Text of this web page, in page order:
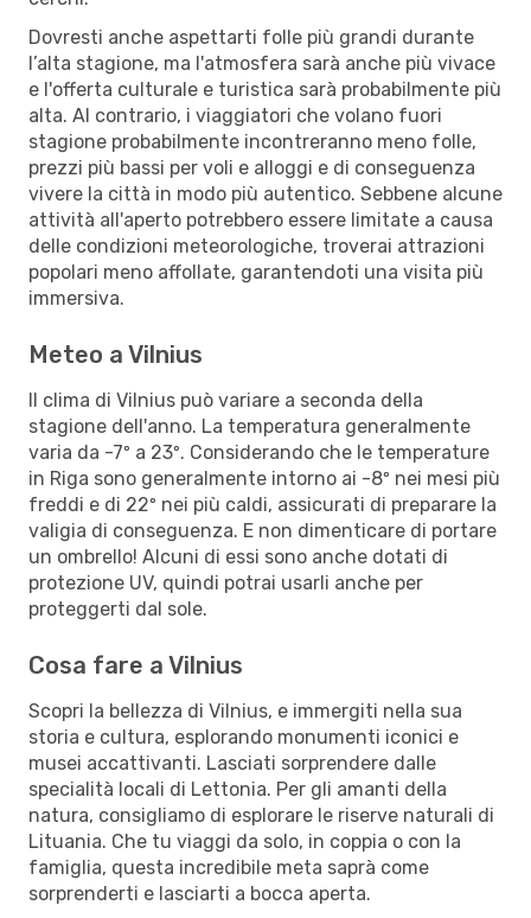
Dovresti anche aspettarti folle più grandi durante
l’alta stagione, ma l'atmosfera sarà anche più vivace
e l'offerta culturale e turistica sarà probabilmente più
alta. Al contrario, i viaggiatori che volano fuori
stagione probabilmente incontreranno meno folle,
prezzi più bassi per voli e alloggi e di conseguenza
vivere la città in modo più autentico. Sebbene alcune
attività all'aperto potrebbero essere limitate a causa
delle condizioni meteorologiche, troverai attrazioni
popolari meno affollate, garantendoti una visita più
immersiva.
Meteo a Vilnius
Il clima di Vilnius può variare a seconda della
stagione dell'anno. La temperatura generalmente
varia da -7º a 23º. Considerando che le temperature
in Riga sono generalmente intorno ai -8º nei mesi più
freddi e di 22º nei più caldi, assicurati di preparare la
valigia di conseguenza. E non dimenticare di portare
un ombrello! Alcuni di essi sono anche dotati di
protezione UV, quindi potrai usarli anche per
proteggerti dal sole.
Cosa fare a Vilnius
Scopri la bellezza di Vilnius, e immergiti nella sua
storia e cultura, esplorando monumenti iconici e
musei accattivanti. Lasciati sorprendere dalle
specialità locali di Lettonia. Per gli amanti della
natura, consigliamo di esplorare le riserve naturali di
Lituania. Che tu viaggi da solo, in coppia o con la
famiglia, questa incredibile meta saprà come
sorprenderti e lasciarti a bocca aperta.